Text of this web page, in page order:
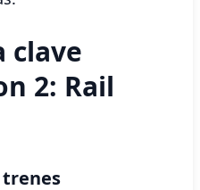
clave
2: Rail
trenes